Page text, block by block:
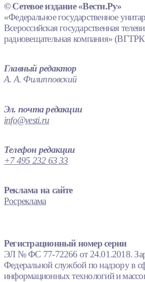
© Сетевое издание «Вести.Ру»
«Федеральное государственное
Всероссийская государственная
радиовещательная компания»
Главный редактор
А. А. Филипповский
Эл. почта редакции
info@vesti.ru
Телефон редакции
+7 495 232 63 33
Реклама на сайте
Росреклама
Регистрационный номер серии
ЭЛ № ФС 77-72266 от 24.01.2018.
Федеральной службой по надзору в
информационных технологий и